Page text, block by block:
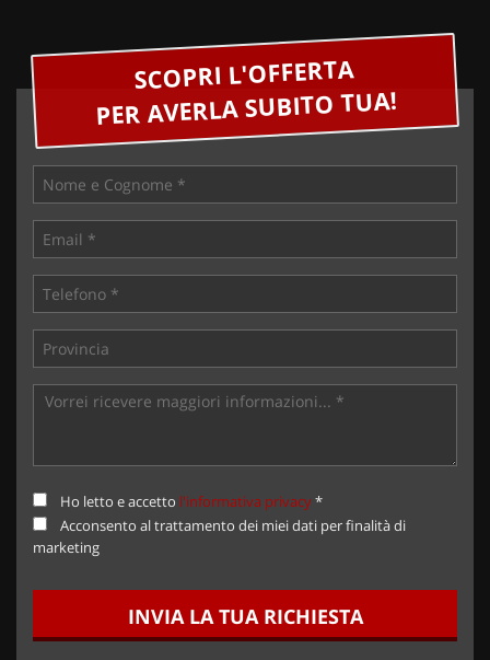
SCOPRI L'OFFERTA
PER AVERLA SUBITO TUA!
Ho letto e accetto l'informativa privacy*
Acconsento al trattamento dei miei dati per finalità di
marketing
INVIA LA TUA RICHIESTA